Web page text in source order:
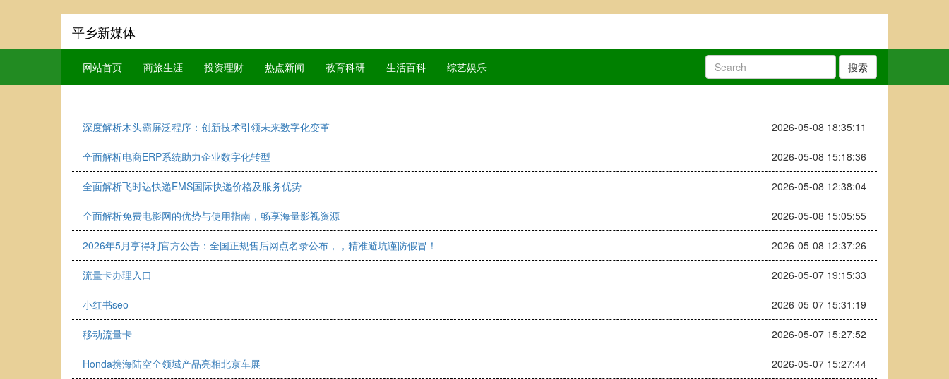
平乡新媒体
网站首页 商旅生涯 投资理财 热点新闻 教育科研 生活百科 综艺娱乐 搜索
深度解析木头霸屏泛程序：创新技术引领未来数字化变革 2026-05-08 18:35:11
全面解析电商ERP系统助力企业数字化转型 2026-05-08 15:18:36
全面解析飞时达快递EMS国际快递价格及服务优势 2026-05-08 12:38:04
全面解析免费电影网的优势与使用指南，畅享海量影视资源 2026-05-08 15:05:55
2026年5月亨得利官方公告：全国正规售后网点名录公布，，精准避坑谨防假冒！ 2026-05-08 12:37:26
流量卡办理入口 2026-05-07 19:15:33
小红书seo 2026-05-07 15:31:19
移动流量卡 2026-05-07 15:27:52
Honda携海陆空全领域产品亮相北京车展 2026-05-07 15:27:44